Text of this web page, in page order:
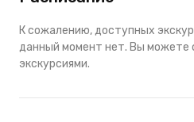
К сожалению, доступных
данный момент нет. Вы можете
экскурсиями.